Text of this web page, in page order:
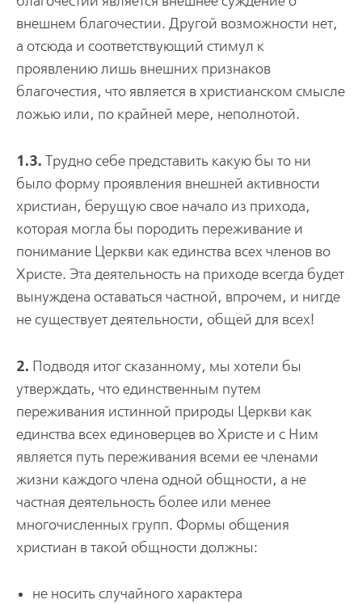
внешнем благочестии. Другой возможности нет,
а отсюда и соответствующий стимул к
проявлению лишь внешних признаков
благочестия, что является в христианском смысле
ложью или, по крайней мере, неполнотой.
1.3. Трудно себе представить какую бы то ни
было форму проявления внешней активности
христиан, берущую свое начало из прихода,
которая могла бы породить переживание и
понимание Церкви как единства всех членов во
Христе. Эта деятельность на приходе всегда будет
вынуждена оставаться частной, впрочем, и нигде
не существует деятельности, общей для всех!
2. Подводя итог сказанному, мы хотели бы
утверждать, что единственным путем
переживания истинной природы Церкви как
единства всех единоверцев во Христе и с Ним
является путь переживания всеми ее членами
жизни каждого члена одной общности, а не
частная деятельность более или менее
многочисленных групп. Формы общения
христиан в такой общности должны:
не носить случайного характера